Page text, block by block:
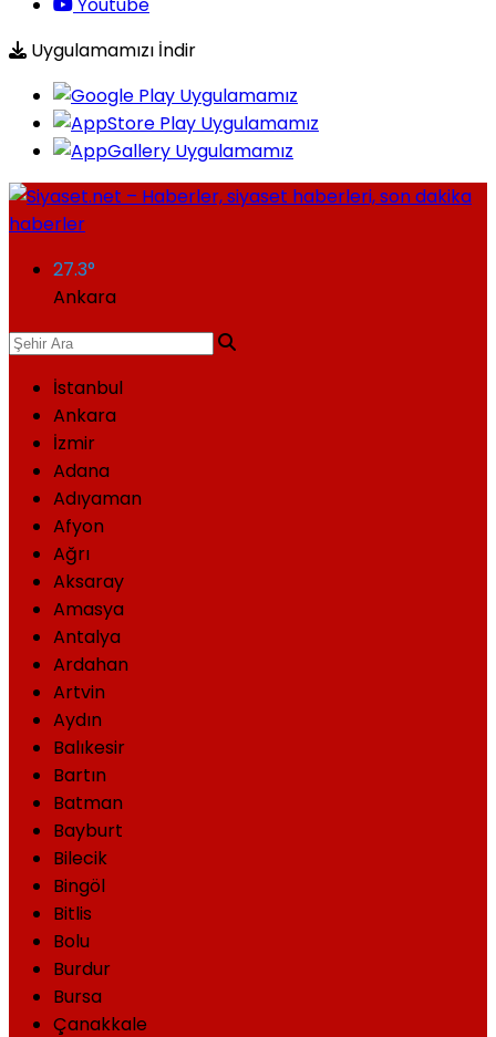
Uygulamamızı İndir
27.3°
Ankara
İstanbul
Ankara
İzmir
Adana
Adıyaman
Afyon
Ağrı
Aksaray
Amasya
Antalya
Ardahan
Artvin
Aydın
Balıkesir
Bartın
Batman
Bayburt
Bilecik
Bingöl
Bitlis
Bolu
Burdur
Bursa
Çanakkale